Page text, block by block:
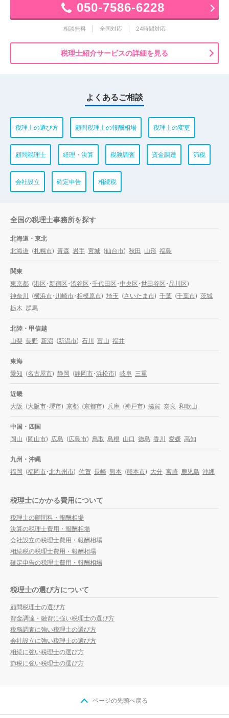
050-7586-6228
相談無料 全国対応 24時間対応
税理士紹介サービスの詳細を見る
よくあるご相談
税理士の選び方 顧問税理士の報酬相場 税理士の変更
顧問税理士 経理・決算 税務調査 資金調達 節税
会社設立 確定申告 相続税
全国の税理士事務所を探す
北海道・東北
北海道 (札幌市) 青森 岩手 宮城 (仙台市) 秋田 山形 福島
関東
東京都 (港区・新宿区・渋谷区・千代田区・中央区・世田谷区・品川区)
神奈川
(横浜市・川崎市・相模原市) 埼玉 (さいたま市) 千葉 (千葉市) 茨城
栃木 群馬
北陸・甲信越
山梨 長野 新潟 (新潟市) 石川 富山 福井
東海
愛知 (名古屋市) 静岡 (静岡市・浜松市) 岐阜 三重
近畿
大阪 (大阪市・堺市) 京都 (京都市) 兵庫 (神戸市) 滋賀 奈良 和歌山
中国・四国
岡山 (岡山市) 広島 (広島市) 鳥取 島根 山口 徳島 香川 愛媛 高知
九州・沖縄
福岡 (福岡市・北九州市) 佐賀 長崎 熊本 (熊本市) 大分 宮崎 鹿児島 沖縄
税理士にかかる費用について
税理士の顧問料・報酬相場
決算の税理士費用・報酬相場
会社設立の税理士費用・報酬相場
相続税の税理士費用・報酬相場
確定申告の税理士費用・報酬相場
税理士の選び方について
顧問税理士の選び方
資金調達・融資に強い税理士の選び方
税務調査に強い税理士の選び方
会社設立に強い税理士の選び方
相続に強い税理士の選び方
節税に強い税理士の選び方
ページの先頭へ戻る